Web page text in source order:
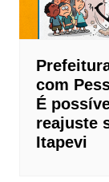
com
É
reajuste
Itapevi